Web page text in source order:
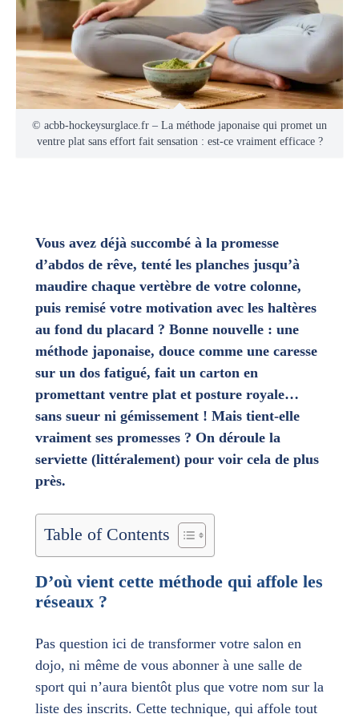
© acbb-hockeysurglace.fr – La méthode japonaise qui promet un
ventre plat sans effort fait sensation : est-ce vraiment efficace ?
Vous avez déjà succombé à la promesse
d’abdos de rêve, tenté les planches jusqu’à
maudire chaque vertèbre de votre colonne,
puis remisé votre motivation avec les haltères
au fond du placard ? Bonne nouvelle : une
méthode japonaise, douce comme une caresse
sur un dos fatigué, fait un carton en
promettant ventre plat et posture royale…
sans sueur ni gémissement ! Mais tient-elle
vraiment ses promesses ? On déroule la
serviette (littéralement) pour voir cela de plus
près.
Table of Contents
D’où vient cette méthode qui affole les
réseaux ?
Pas question ici de transformer votre salon en
dojo, ni même de vous abonner à une salle de
sport qui n’aura bientôt plus que votre nom sur la
liste des inscrits. Cette technique, qui affole tout